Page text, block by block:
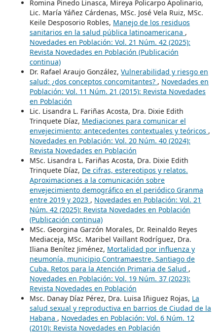
Romina Pinedo Linasca, Mireya Policarpo Apolinario,
Lic. María Yáñez Cárdenas, MSc. José Vela Ruiz, MSc.
Keile Desposorio Robles, Manejo de los residuos
sanitarios en la salud pública latinoamericana ,
Novedades en Población: Vol. 21 Núm. 42 (2025):
Revista Novedades en Población (Publicación
continua)
Dr. Rafael Araujo González, Vulnerabilidad y riesgo en
salud: ¿dos conceptos concomitantes? , Novedades en
Población: Vol. 11 Núm. 21 (2015): Revista Novedades
en Población
Lic. Lisandra L. Fariñas Acosta, Dra. Dixie Edith
Trinquete Díaz, Mediaciones para comunicar el
envejecimiento: antecedentes contextuales y teóricos ,
Novedades en Población: Vol. 20 Núm. 40 (2024):
Revista Novedades en Población
MSc. Lisandra L. Fariñas Acosta, Dra. Dixie Edith
Trinquete Díaz, De cifras, estereotipos y relatos.
Aproximaciones a la comunicación sobre
envejecimiento demográfico en el periódico Granma
entre 2019 y 2023 , Novedades en Población: Vol. 21
Núm. 42 (2025): Revista Novedades en Población
(Publicación continua)
MSc. Georgina Garzón Morales, Dr. Reinaldo Reyes
Mediaceja, MSc. Maribel Vaillant Rodríguez, Dra.
Iliana Benítez Jiménez, Mortalidad por influenza y
neumonía, municipio Contramaestre, Santiago de
Cuba. Retos para la Atención Primaria de Salud ,
Novedades en Población: Vol. 19 Núm. 37 (2023):
Revista Novedades en Población
Msc. Danay Díaz Pérez, Dra. Luisa Iñiguez Rojas, La
salud sexual y reproductiva en barrios de Ciudad de la
Habana , Novedades en Población: Vol. 6 Núm. 12
(2010): Revista Novedades en Población